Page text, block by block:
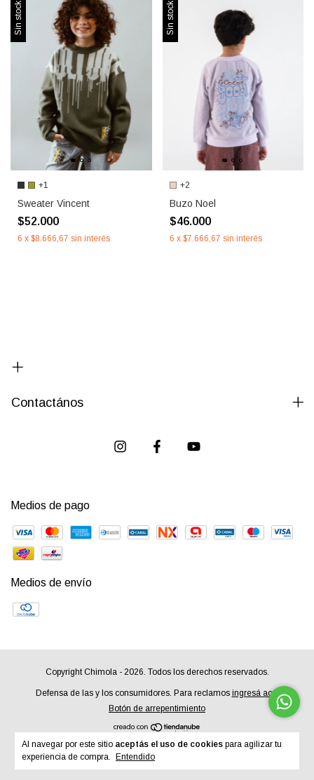
Al navegar por este sitio aceptás el uso de cookies para agilizar tu
experiencia de compra.
Entendido
Sin stock
+1
Sweater Vincent
$52.000
6 x $8.666,67 sin interés
Sin stock
+2
Buzo Noel
$46.000
6 x $7.666,67 sin interés
Contactános
Medios de pago
Medios de envío
Copyright Chimola - 2026. Todos los derechos reservados.
Defensa de las y los consumidores. Para reclamos ingresá acá.
Botón de arrepentimiento